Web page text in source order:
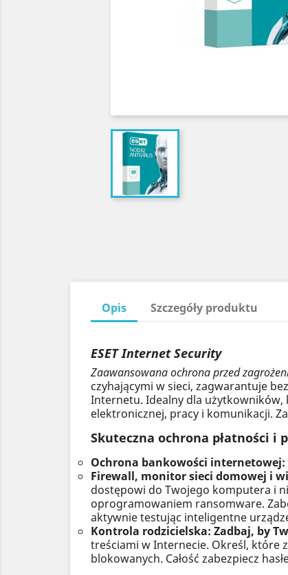
Opis Szczegóły produktu
ESET Internet Security
Zaawansowana ochrona przed
czyhającymi w sieci, zagwarantuje
Internetu. Idealny dla
elektronicznej, pracy i komunikacji.
Skuteczna ochrona płatności i
Ochrona bankowości
Firewall, monitor sieci domowej i
dostępowi do Twojego komputera i
oprogramowaniem ransomware.
aktywnie testując inteligentne
Kontrola rodzicielska: Zadbaj, by
treściami w Internecie. Określ, które
blokowanych. Całość zabezpiecz